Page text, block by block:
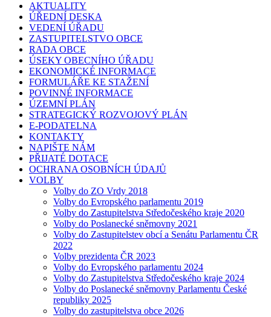
AKTUALITY
ÚŘEDNÍ DESKA
VEDENÍ ÚŘADU
ZASTUPITELSTVO OBCE
RADA OBCE
ÚSEKY OBECNÍHO ÚŘADU
EKONOMICKÉ INFORMACE
FORMULÁŘE KE STAŽENÍ
POVINNÉ INFORMACE
ÚZEMNÍ PLÁN
STRATEGICKÝ ROZVOJOVÝ PLÁN
E-PODATELNA
KONTAKTY
NAPIŠTE NÁM
PŘIJATÉ DOTACE
OCHRANA OSOBNÍCH ÚDAJŮ
VOLBY
Volby do ZO Vrdy 2018
Volby do Evropského parlamentu 2019
Volby do Zastupitelstva Středočeského kraje 2020
Volby do Poslanecké sněmovny 2021
Volby do Zastupitelstev obcí a Senátu Parlamentu ČR
2022
Volby prezidenta ČR 2023
Volby do Evropského parlamentu 2024
Volby do Zastupitelstva Středočeského kraje 2024
Volby do Poslanecké sněmovny Parlamentu České
republiky 2025
Volby do zastupitelstva obce 2026